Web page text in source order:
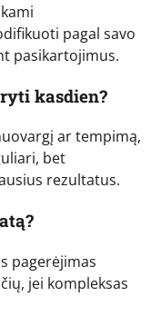
pagal savo
pasikartojimus.
kasdien?
ar tempimą,
bet
rezultatus.
pagerėjimas
jei kompleksas